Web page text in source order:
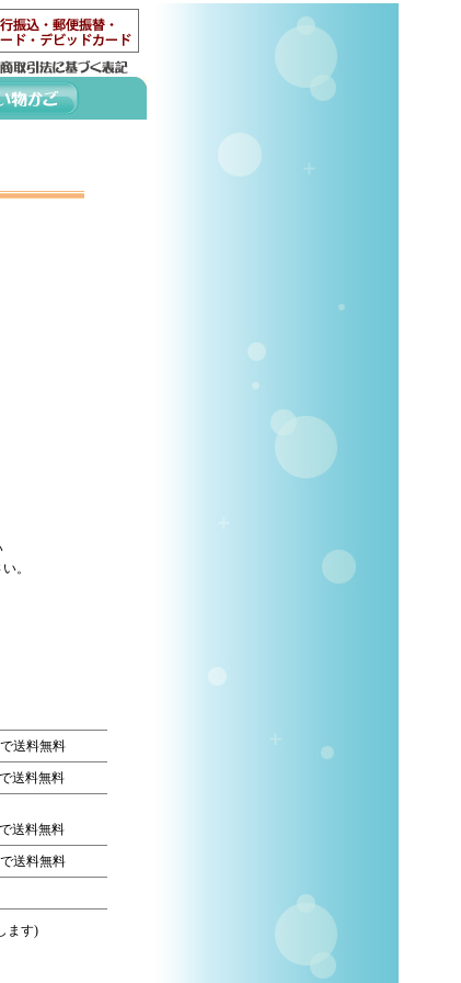
。
送料無料
送料無料
送料無料
送料無料
ます)